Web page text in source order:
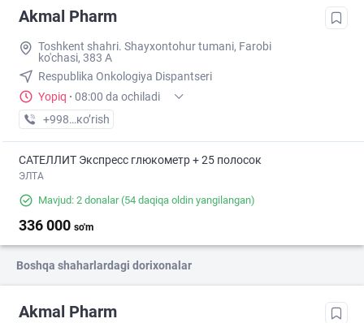
Akmal Pharm
Toshkent shahri. Shayxontohur tumani, Farobi
ko'chasi, 383 A
Respublika Onkologiya Dispantseri
Yopiq · 08:00 da ochiladi
+998 (99) XXX-XX-XX
кo’rish
САТЕЛЛИТ Экспресс глюкометр + 25 полосок
ЭЛТА
Mavjud: 2 donalar(54 daqiqa oldin yangilangan)
336 000 so'm
Boshqa shaharlardagi dorixonalar
Akmal Pharm